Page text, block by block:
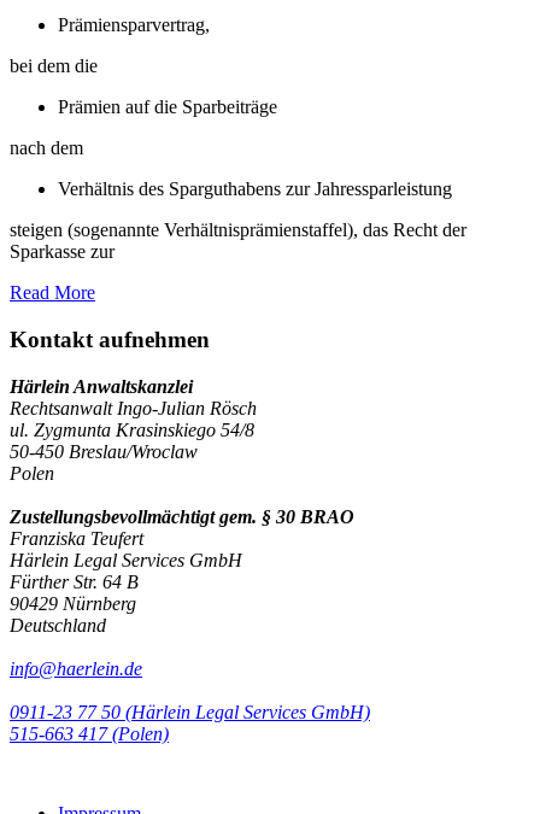
Prämiensparvertrag,
bei dem die
Prämien auf die Sparbeiträge
nach dem
Verhältnis des Sparguthabens zur Jahressparleistung
steigen (sogenannte Verhältnisprämienstaffel), das Recht der
Sparkasse zur
Read More
Kontakt aufnehmen
Härlein Anwaltskanzlei
Rechtsanwalt Ingo-Julian Rösch
ul. Zygmunta Krasinskiego 54/8
50-450 Breslau/Wroclaw
Polen
Zustellungsbevollmächtigt gem. § 30 BRAO
Franziska Teufert
Härlein Legal Services GmbH
Fürther Str. 64 B
90429 Nürnberg
Deutschland
info@haerlein.de
0911-23 77 50 (Härlein Legal Services GmbH)
‭515-663 417 (Polen)‬‬‬